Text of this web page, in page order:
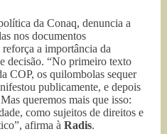
da Conaq, denuncia a
nos documentos
a importância da
decisão. “No primeiro texto
COP, os quilombolas sequer
publicamente, e depois
queremos mais que isso:
como sujeitos de direitos e
afirma à Radis.